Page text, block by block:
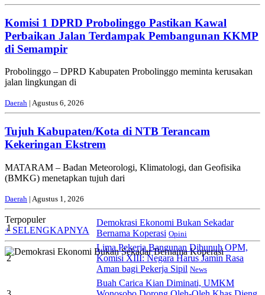
Komisi 1 DPRD Probolinggo Pastikan Kawal
Perbaikan Jalan Terdampak Pembangunan KKMP
di Semampir
Probolinggo – DPRD Kabupaten Probolinggo meminta kerusakan
jalan lingkungan di
Daerah | Agustus 6, 2026
Tujuh Kabupaten/Kota di NTB Terancam
Kekeringan Ekstrem
MATARAM – Badan Meteorologi, Klimatologi, dan Geofisika
(BMKG) menetapkan tujuh dari
Daerah | Agustus 1, 2026
Terpopuler
+ SELENGKAPNYA
1
Demokrasi Ekonomi Bukan Sekadar
Bernama Koperasi Opini
2
Lima Pekerja Bangunan Dibunuh OPM,
Komisi XIII: Negara Harus Jamin Rasa
Aman bagi Pekerja Sipil News
Buah Carica Kian Diminati, UMKM